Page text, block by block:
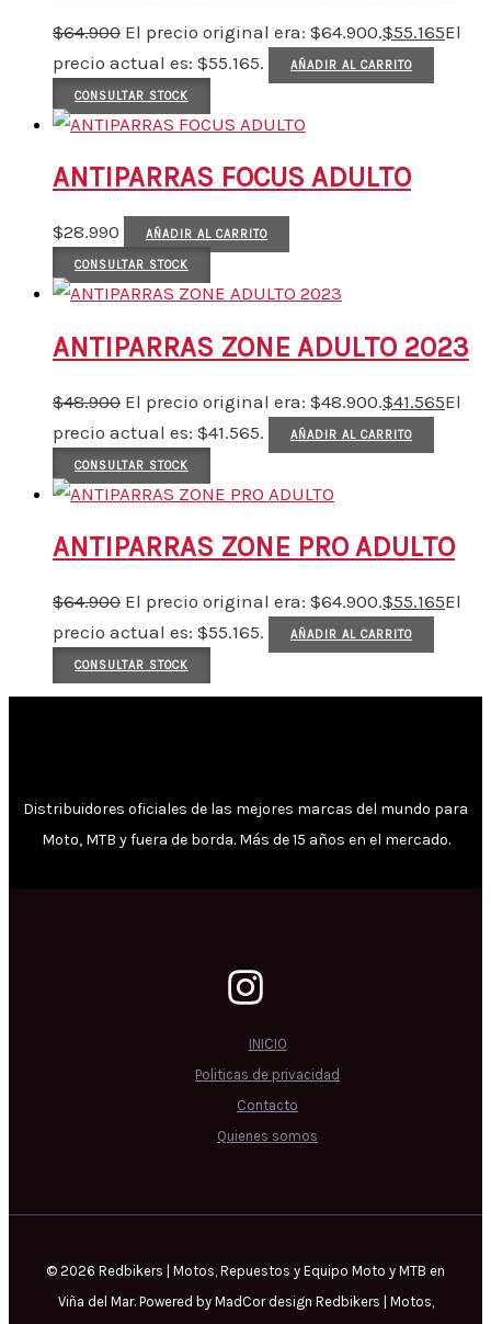
$64.900 El precio original era: $64.900.$55.165El
precio actual es: $55.165.
AÑADIR AL CARRITO
CONSULTAR STOCK
ANTIPARRAS FOCUS ADULTO
$28.990 AÑADIR AL CARRITO
CONSULTAR STOCK
ANTIPARRAS ZONE ADULTO 2023
$48.900 El precio original era: $48.900.$41.565El
precio actual es: $41.565.
AÑADIR AL CARRITO
CONSULTAR STOCK
ANTIPARRAS ZONE PRO ADULTO
$64.900 El precio original era: $64.900.$55.165El
precio actual es: $55.165.
AÑADIR AL CARRITO
CONSULTAR STOCK
Distribuidores oficiales de las mejores marcas del mundo para
Moto, MTB y fuera de borda. Más de 15 años en el mercado.
INICIO
Politicas de privacidad
Contacto
Quienes somos
© 2026 Redbikers | Motos, Repuestos y Equipo Moto y MTB en
Viña del Mar. Powered by MadCor design Redbikers | Motos,